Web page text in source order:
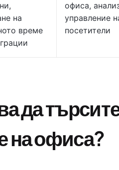
на
време
офиса,
управление
посетители
да
на офиса?